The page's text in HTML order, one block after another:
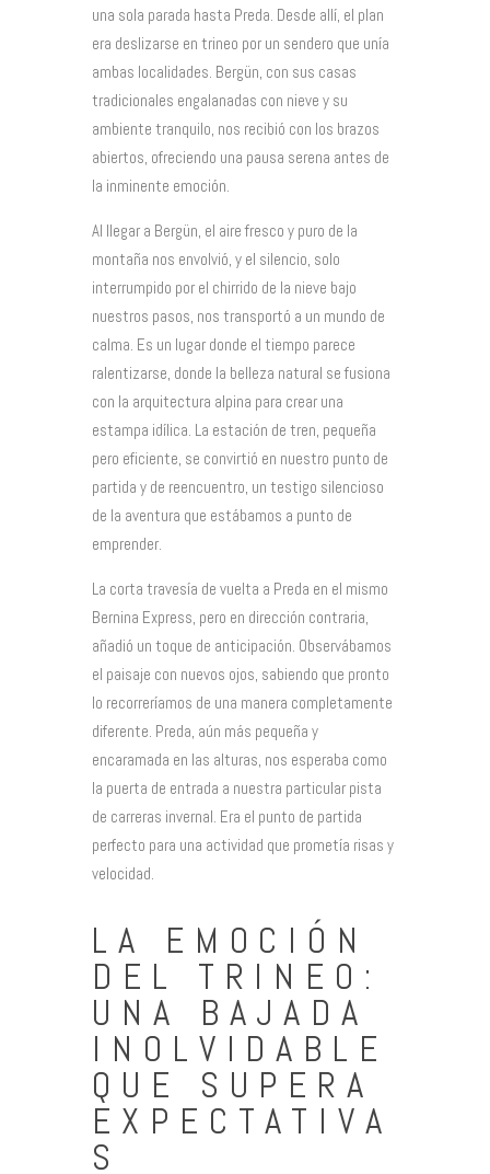
una sola parada hasta Preda. Desde allí, el plan
era deslizarse en trineo por un sendero que unía
ambas localidades. Bergün, con sus casas
tradicionales engalanadas con nieve y su
ambiente tranquilo, nos recibió con los brazos
abiertos, ofreciendo una pausa serena antes de
la inminente emoción.
Al llegar a Bergün, el aire fresco y puro de la
montaña nos envolvió, y el silencio, solo
interrumpido por el chirrido de la nieve bajo
nuestros pasos, nos transportó a un mundo de
calma. Es un lugar donde el tiempo parece
ralentizarse, donde la belleza natural se fusiona
con la arquitectura alpina para crear una
estampa idílica. La estación de tren, pequeña
pero eficiente, se convirtió en nuestro punto de
partida y de reencuentro, un testigo silencioso
de la aventura que estábamos a punto de
emprender.
La corta travesía de vuelta a Preda en el mismo
Bernina Express, pero en dirección contraria,
añadió un toque de anticipación. Observábamos
el paisaje con nuevos ojos, sabiendo que pronto
lo recorreríamos de una manera completamente
diferente. Preda, aún más pequeña y
encaramada en las alturas, nos esperaba como
la puerta de entrada a nuestra particular pista
de carreras invernal. Era el punto de partida
perfecto para una actividad que prometía risas y
velocidad.
LA EMOCIÓN
DEL TRINEO:
UNA BAJADA
INOLVIDABLE
QUE SUPERA
EXPECTATIVA
S